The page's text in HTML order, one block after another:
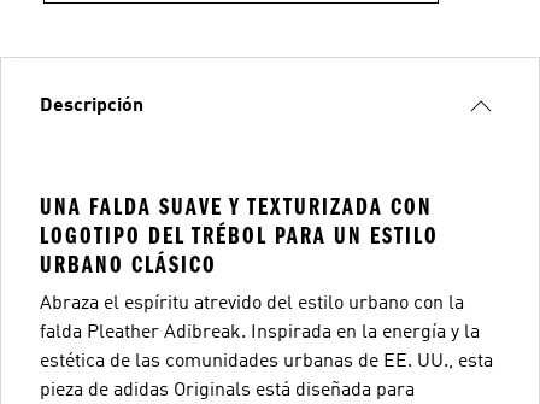
Descripción
UNA FALDA SUAVE Y TEXTURIZADA CON
LOGOTIPO DEL TRÉBOL PARA UN ESTILO
URBANO CLÁSICO
Abraza el espíritu atrevido del estilo urbano con la
falda Pleather Adibreak. Inspirada en la energía y la
estética de las comunidades urbanas de EE. UU., esta
pieza de adidas Originals está diseñada para